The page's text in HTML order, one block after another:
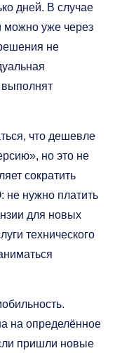
дней. В случае
можно уже через
не
выполнят
что дешевле
но это не
сократить
нужно платить
для новых
технического
на определённое
пришли новые